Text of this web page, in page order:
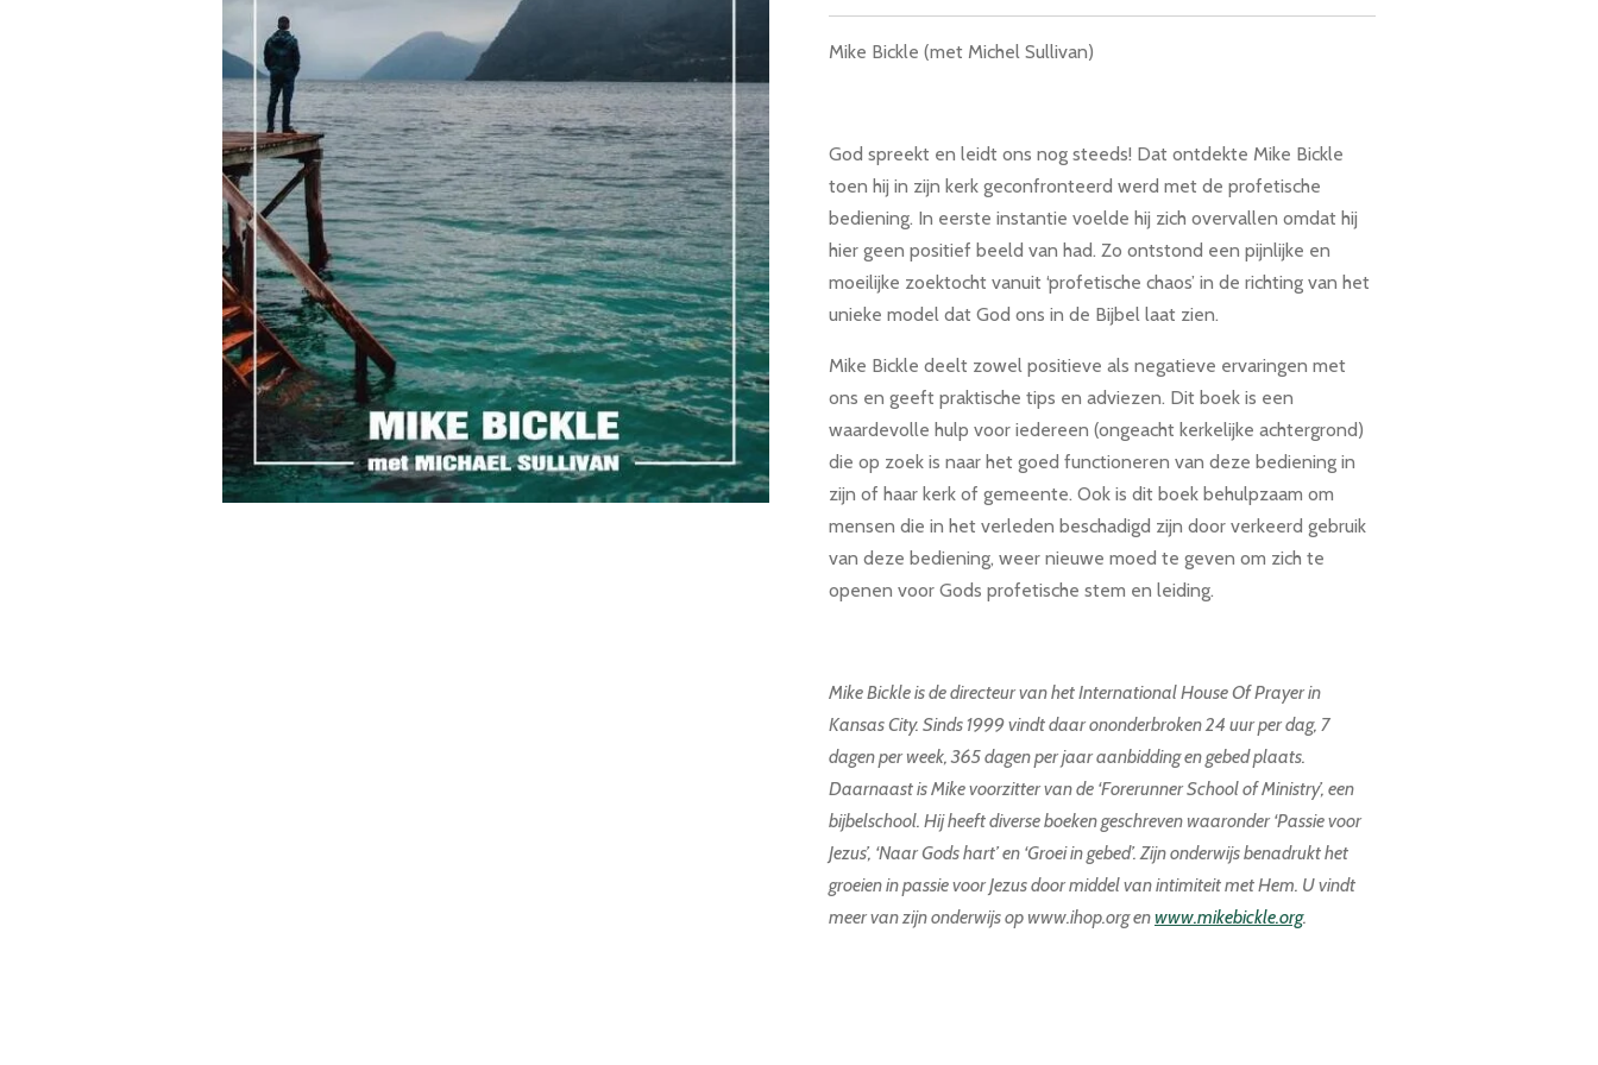
Mike Bickle (met Michel Sullivan)
God spreekt en leidt ons nog steeds! Dat ontdekte Mike Bickle
toen hij in zijn kerk geconfronteerd werd met de profetische
bediening. In eerste instantie voelde hij zich overvallen omdat hij
hier geen positief beeld van had. Zo ontstond een pijnlijke en
moeilijke zoektocht vanuit ‘profetische chaos’ in de richting van het
unieke model dat God ons in de Bijbel laat zien.
Mike Bickle deelt zowel positieve als negatieve ervaringen met
ons en geeft praktische tips en adviezen. Dit boek is een
waardevolle hulp voor iedereen (ongeacht kerkelijke achtergrond)
die op zoek is naar het goed functioneren van deze bediening in
zijn of haar kerk of gemeente. Ook is dit boek behulpzaam om
mensen die in het verleden beschadigd zijn door verkeerd gebruik
van deze bediening, weer nieuwe moed te geven om zich te
openen voor Gods profetische stem en leiding.
Mike Bickle is de directeur van het International House Of Prayer in
Kansas City. Sinds 1999 vindt daar ononderbroken 24 uur per dag, 7
dagen per week, 365 dagen per jaar aanbidding en gebed plaats.
Daarnaast is Mike voorzitter van de ‘Forerunner School of Ministry’, een
bijbelschool. Hij heeft diverse boeken geschreven waaronder ‘Passie voor
Jezus’, ‘Naar Gods hart’ en ‘Groei in gebed’. Zijn onderwijs benadrukt het
groeien in passie voor Jezus door middel van intimiteit met Hem. U vindt
meer van zijn onderwijs op www.ihop.org enwww.mikebickle.org.